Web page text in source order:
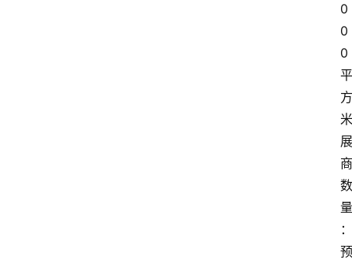
0
0
0
平
方
米
展
商
数
量
：
预